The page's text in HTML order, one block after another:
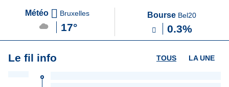
Météo Bruxelles
17°
Bourse Bel20
0.3%
Le fil info LA UNE
TOUS